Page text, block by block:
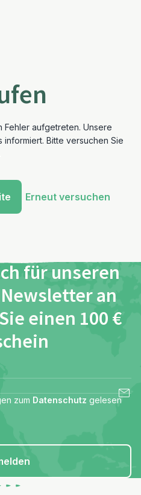
Fehler aufgetreten. Unsere
Bitte versuchen Sie
Erneut versuchen
für unseren
an
einen 100 €
zum Datenschutz gelesen